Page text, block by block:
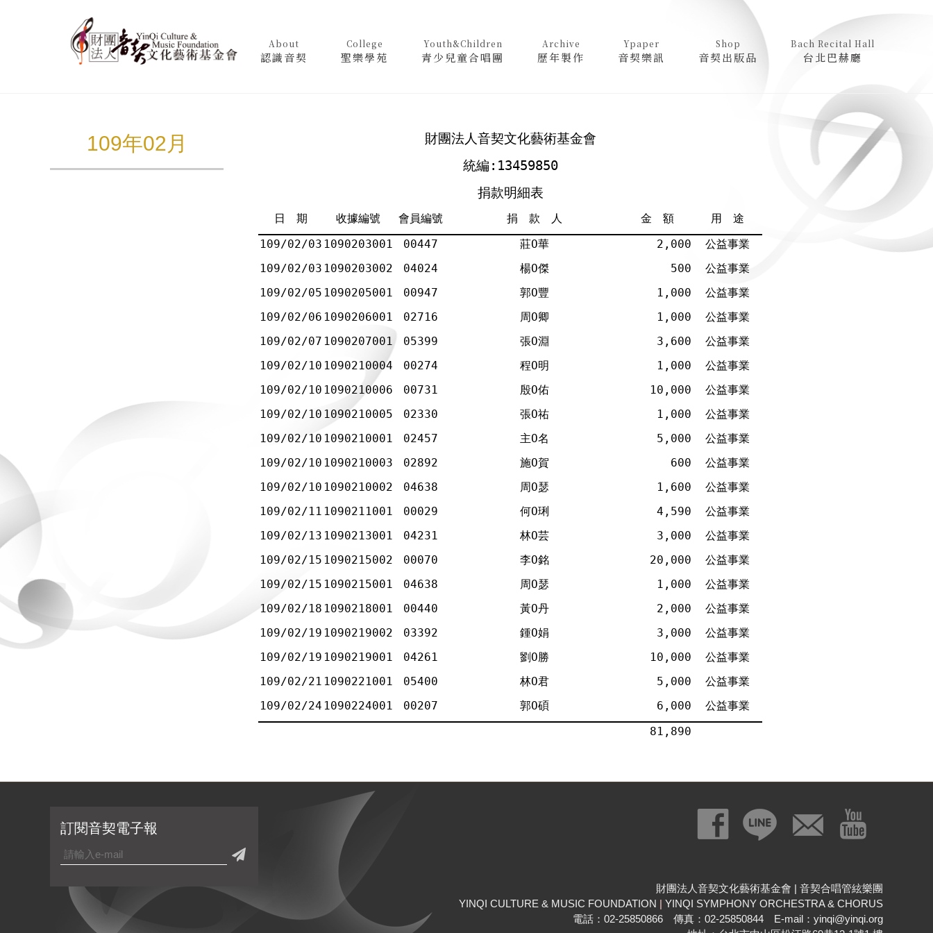
About
認識音契
College
聖樂學苑
Youth&Children
青少兒童合唱團
Archive
歷年製作
Ypaper
音契樂訊
Shop
音契出版品
Bach Recital Hall
台北巴赫廳
109年02月
財團法人音契文化藝術基金會
統編:13459850
捐款明細表
日 期 收據編號 會員編號 捐 款 人 金 額
用 途
109/02/03 1090203001 00447 莊Ο華 2,000
公益事業
109/02/03 1090203002 04024 楊Ο傑 500
公益事業
109/02/05 1090205001 00947 郭Ο豐 1,000
公益事業
109/02/06 1090206001 02716 周Ο卿 1,000
公益事業
109/02/07 1090207001 05399 張Ο淵 3,600
公益事業
109/02/10 1090210004 00274 程Ο明 1,000
公益事業
109/02/10 1090210006 00731 殷Ο佑 10,000
公益事業
109/02/10 1090210005 02330 張Ο祐 1,000
公益事業
109/02/10 1090210001 02457 主Ο名 5,000
公益事業
109/02/10 1090210003 02892 施Ο賀 600
公益事業
109/02/10 1090210002 04638 周Ο瑟 1,600
公益事業
109/02/11 1090211001 00029 何Ο琍 4,590
公益事業
109/02/13 1090213001 04231 林Ο芸 3,000
公益事業
109/02/15 1090215002 00070 李Ο銘 20,000
公益事業
109/02/15 1090215001 04638 周Ο瑟 1,000
公益事業
109/02/18 1090218001 00440 黃Ο丹 2,000
公益事業
109/02/19 1090219002 03392 鍾Ο娟 3,000
公益事業
109/02/19 1090219001 04261 劉Ο勝 10,000
公益事業
109/02/21 1090221001 05400 林Ο君 5,000
公益事業
109/02/24 1090224001 00207 郭Ο碩 6,000
公益事業
81,890
財團法人音契文化藝術基金會 | 音契合唱管絃樂團
YINQI CULTURE & MUSIC FOUNDATION | YINQI SYMPHONY ORCHESTRA & CHORUS
電話：02-25850866 傳真：02-25850844 E-mail：yinqi@yinqi.org
訂閱音契電子報